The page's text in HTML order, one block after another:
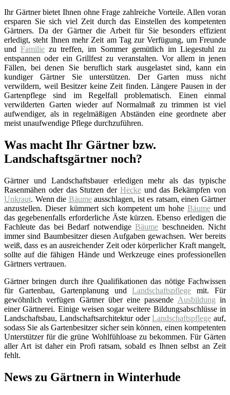
Ihr Gärtner bietet Ihnen ohne Frage zahlreiche Vorteile. Allen voran
ersparen Sie sich viel Zeit durch das Einstellen des kompetenten
Gärtners. Da der Gärtner die Arbeit für Sie besonders effizient
erledigt, steht Ihnen mehr Zeit am Tag zur Verfügung, um Freunde
undFamilie zu treffen, im Sommer gemütlich im Liegestuhl zu
entspannen oder ein Grillfest zu veranstalten. Vor allem in jenen
Fällen, bei denen Sie beruflich stark ausgelastet sind, kann ein
kundiger Gärtner Sie unterstützen. Der Garten muss nicht
verwildern, weil Besitzer keine Zeit finden. Längere Pausen in der
Gartenpflege sind im Regelfall problematisch. Einen einmal
verwilderten Garten wieder auf Normalmaß zu trimmen ist viel
aufwendiger, als in regelmäßigen Abständen eine geordnete aber
meist unaufwendige Pflege durchzuführen.
Was macht Ihr Gärtner bzw.
Landschaftsgärtner noch?
Gärtner und Landschaftsbauer erledigen mehr als das typische
Rasenmähen oder das Stutzen der Heckeund das Bekämpfen von
Unkraut. Wenn die Bäumeausschlagen, ist es ratsam, einen Gärtner
anzustellen. Dieser kümmert sich kompetent um hohe Bäumeund
das gegebenenfalls erforderliche Äste kürzen. Ebenso erledigen die
Fachleute das bei Bedarf notwendigeBäume beschneiden. Nicht
immer sind Baumbesitzer diesen Aufgaben gewachsen. Wer bereits
weiß, dass es an ausreichender Zeit oder körperlicher Kraft mangelt,
sollte auf die fähigen Hände und Werkzeuge eines professionellen
Gärtners vertrauen.
Gärtner bringen durch ihre Qualifikationen das nötige Fachwissen
für Gartenbau, Gartenplanung undLandschaftspflege mit. Für
gewöhnlich verfügen Gärtner über eine passende Ausbildung in
einer Gärtnerei. Einige weisen sogar weitere Bildungsabschlüsse in
Landschaftsbau, Landschaftsarchitektur oderLandschaftspflege auf,
sodass Sie als Gartenbesitzer sicher sein können, einen kompetenten
Unterstützer für die grüne Wohlfühloase zu bekommen. Für Gärten
aller Art ist daher ein Profi ratsam, sobald es Ihnen selbst an Zeit
fehlt.
News zu Gärtnern in Winterhude